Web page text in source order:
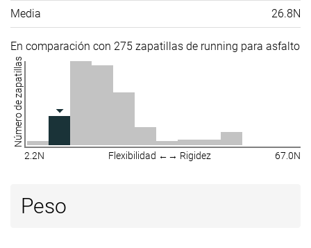
Media 26.8N
En comparación con 275 zapatillas de running para asfalto
Número de zapatillas
2.2N Flexibilidad ←→ Rigidez 67.0N
Peso